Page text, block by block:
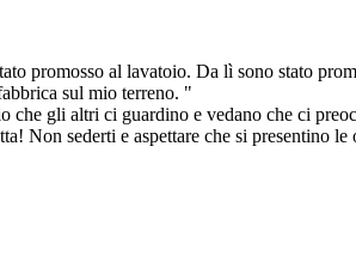
promosso al lavatoio. Da lì sono stato
sul mio terreno. "
gli altri ci guardino e vedano che ci
Non sederti e aspettare che si presentino